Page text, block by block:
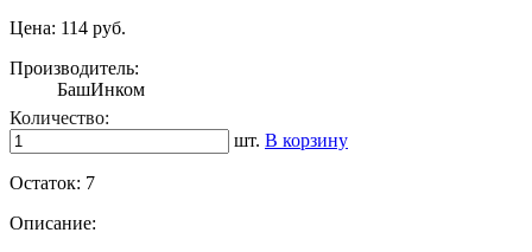
Цена: 114 руб.
Производитель:
БашИнком
Количество:
шт. В корзину
Остаток: 7
Описание: